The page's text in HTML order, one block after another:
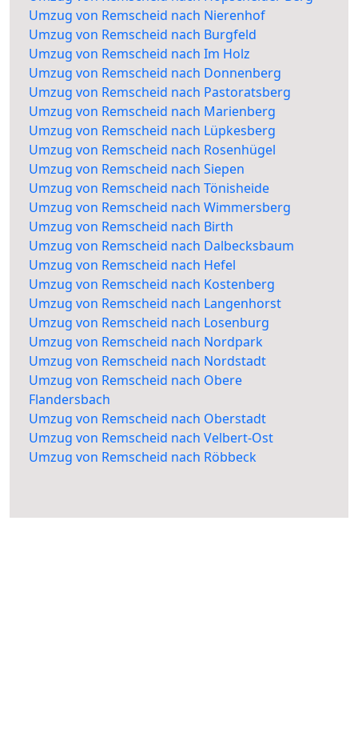
Umzug von Remscheid nach Nierenhof
Umzug von Remscheid nach Burgfeld
Umzug von Remscheid nach Im Holz
Umzug von Remscheid nach Donnenberg
Umzug von Remscheid nach Pastoratsberg
Umzug von Remscheid nach Marienberg
Umzug von Remscheid nach Lüpkesberg
Umzug von Remscheid nach Rosenhügel
Umzug von Remscheid nach Siepen
Umzug von Remscheid nach Tönisheide
Umzug von Remscheid nach Wimmersberg
Umzug von Remscheid nach Birth
Umzug von Remscheid nach Dalbecksbaum
Umzug von Remscheid nach Hefel
Umzug von Remscheid nach Kostenberg
Umzug von Remscheid nach Langenhorst
Umzug von Remscheid nach Losenburg
Umzug von Remscheid nach Nordpark
Umzug von Remscheid nach Nordstadt
Umzug von Remscheid nach Obere
Flandersbach
Umzug von Remscheid nach Oberstadt
Umzug von Remscheid nach Velbert-Ost
Umzug von Remscheid nach Röbbeck